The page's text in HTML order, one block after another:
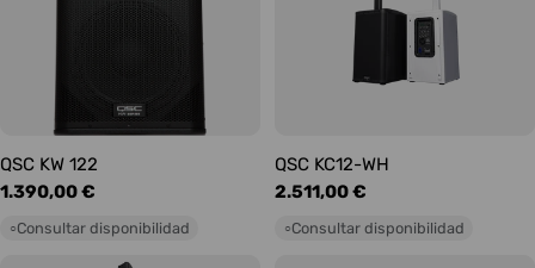
QSC KW 122
Precio
habitual
1.390,00 €
○Consultar disponibilidad
QSC KC12-WH
Precio
habitual
2.511,00 €
○Consultar disponibilidad